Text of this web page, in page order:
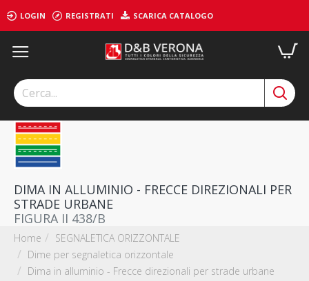
LOGIN REGISTRATI SCARICA CATALOGO
Home
SEGNALETICA ORIZZONTALE
Dime per segnaletica orizzontale
Dima in alluminio - Frecce direzionali per strade urbane
DIMA IN ALLUMINIO - FRECCE DIREZIONALI PER
STRADE URBANE
FIGURA II 438/B